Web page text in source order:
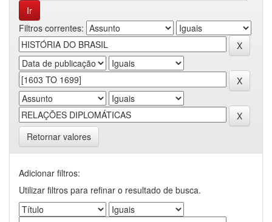
Filtros correntes:
Retornar valores
Adicionar filtros:
Utilizar filtros para refinar o resultado de busca.